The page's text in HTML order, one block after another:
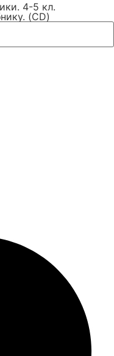
4-5 кл.
(CD)